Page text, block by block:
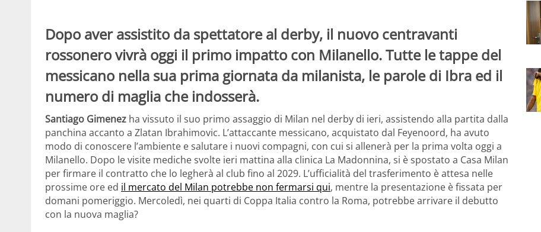
Dopo aver assistito da spettatore al derby, il nuovo centravanti
rossonero vivrà oggi il primo impatto con Milanello. Tutte le tappe del
messicano nella sua prima giornata da milanista, le parole di Ibra ed il
numero di maglia che indosserà.
Santiago Gimenez ha vissuto il suo primo assaggio di Milan nel derby di ieri, assistendo alla partita dalla
panchina accanto a Zlatan Ibrahimovic. L’attaccante messicano, acquistato dal Feyenoord, ha avuto
modo di conoscere l’ambiente e salutare i nuovi compagni, con cui si allenerà per la prima volta oggi a
Milanello. Dopo le visite mediche svolte ieri mattina alla clinica La Madonnina, si è spostato a Casa Milan
per firmare il contratto che lo legherà al club fino al 2029. L’ufficialità del trasferimento è attesa nelle
prossime ore ed il mercato del Milan potrebbe non fermarsi qui, mentre la presentazione è fissata per
domani pomeriggio. Mercoledì, nei quarti di Coppa Italia contro la Roma, potrebbe arrivare il debutto
con la nuova maglia?